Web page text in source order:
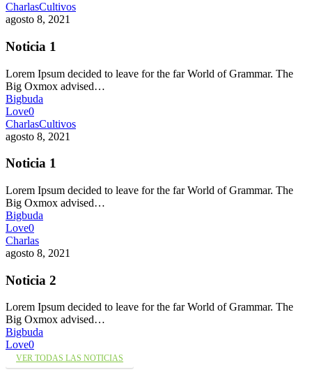
CharlasCultivos
agosto 8, 2021
Noticia 1
Lorem Ipsum decided to leave for the far World of Grammar. The
Big Oxmox advised…
Bigbuda
Love0
CharlasCultivos
agosto 8, 2021
Noticia 1
Lorem Ipsum decided to leave for the far World of Grammar. The
Big Oxmox advised…
Bigbuda
Love0
Charlas
agosto 8, 2021
Noticia 2
Lorem Ipsum decided to leave for the far World of Grammar. The
Big Oxmox advised…
Bigbuda
Love0
VER TODAS LAS NOTICIAS